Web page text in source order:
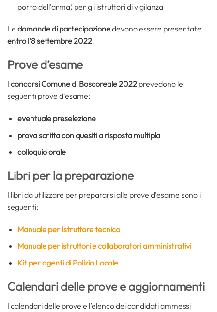
porto dell’arma) per gli istruttori di vigilanza
Le domande di partecipazionedevono essere presentate
entro l’8 settembre 2022.
Prove d’esame
I concorsi Comune di Boscoreale 2022 prevedono le
seguenti prove d’esame:
eventuale preselezione
prova scritta con quesiti a risposta multipla
colloquio orale
Libri per la preparazione
I libri da utilizzare per prepararsi alle prove d’esame sono i
seguenti:
Manuale per Istruttore tecnico
Manuale per istruttori e collaboratori amministrativi
Kit per agenti di Polizia Locale
Calendari delle prove e aggiornamenti
I calendari delle prove e l’elenco dei candidati ammessi